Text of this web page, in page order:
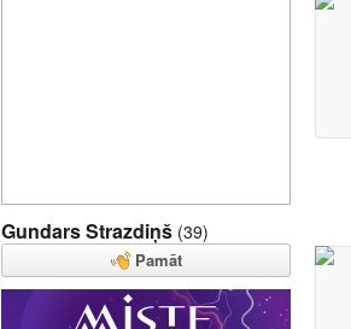
Gundars Strazdiņš (39)
Pamāt